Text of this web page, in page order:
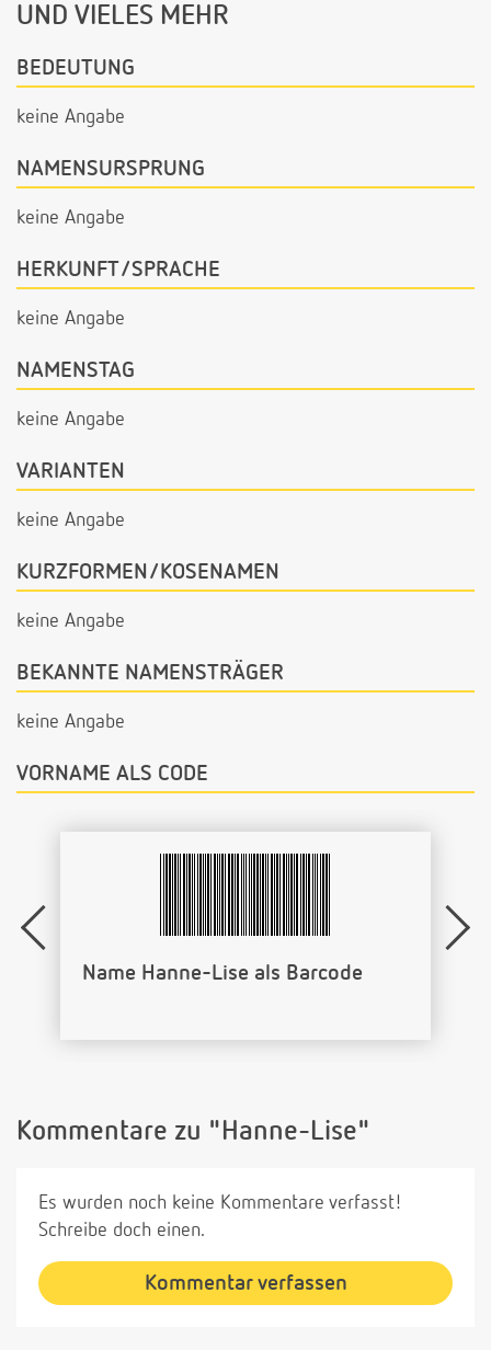
UND VIELES MEHR
BEDEUTUNG
keine Angabe
NAMENSURSPRUNG
keine Angabe
HERKUNFT/SPRACHE
keine Angabe
NAMENSTAG
keine Angabe
VARIANTEN
keine Angabe
KURZFORMEN/KOSENAMEN
keine Angabe
BEKANNTE NAMENSTRÄGER
keine Angabe
VORNAME ALS CODE
Name Hanne-Lise als Barcode
Kommentare zu "Hanne-Lise"
Es wurden noch keine Kommentare verfasst!
Schreibe doch einen.
Kommentar verfassen